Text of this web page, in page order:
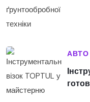
АВТО